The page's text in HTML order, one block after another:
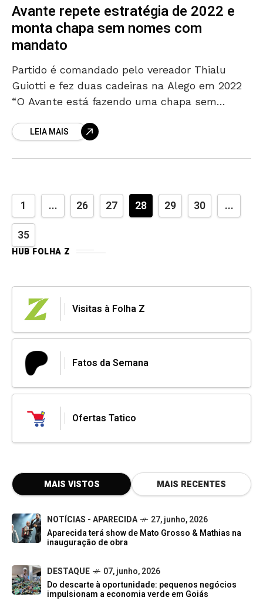
Avante repete estratégia de 2022 e
monta chapa sem nomes com
mandato
Partido é comandado pelo vereador Thialu
Guiotti e fez duas cadeiras na Alego em 2022
“O Avante está fazendo uma chapa sem
confirmação é do
LEIA MAIS
1 ... 26 27 28 29 30
...
35
HUB FOLHA Z
Visitas à Folha Z
Fatos da Semana
Ofertas Tatico
MAIS VISTOS MAIS RECENTES
NOTÍCIAS - APARECIDA
27, junho, 2026
Aparecida terá show de Mato Grosso & Mathias na
inauguração de obra
DESTAQUE
07, junho, 2026
Do descarte à oportunidade: pequenos negócios
impulsionam a economia verde em Goiás